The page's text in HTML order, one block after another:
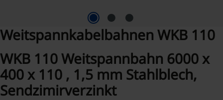
Weitspannkabelbahnen WKB 110
WKB 110 Weitspannbahn 6000 x
400 x 110 , 1,5 mm Stahlblech,
Sendzimirverzinkt